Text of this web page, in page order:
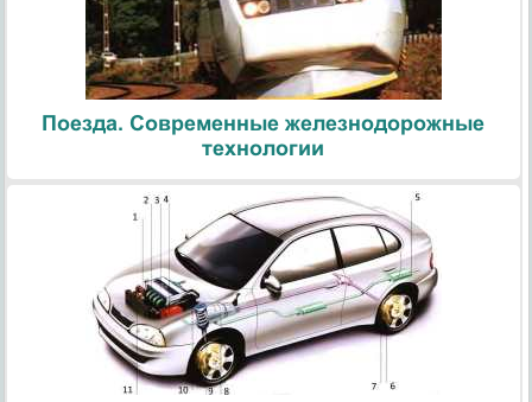
Поезда. Современные железнодорожные
технологии